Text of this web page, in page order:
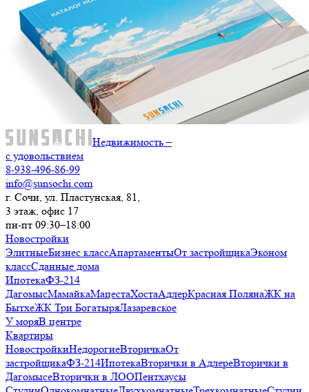
Недвижимость –
с удовольствием
8-938-496-86-99
info@sunsochi.com
г. Сочи, ул. Пластунская, 81,
3 этаж, офис 17
пн-пт 09:30–18:00
Новостройки
ЭлитныеБизнес классАпартаментыОт застройщикаЭконом
классСданные дома
ИпотекаФЗ-214
ДагомысМамайкаМацестаХостаАдлерКрасная ПолянаЖК на
БытхеЖК Три БогатыряЛазаревское
У моряВ центре
Квартиры
НовостройкиНедорогиеВторичкаОт
застройщикаФЗ-214ИпотекаВторички в АдлереВторички в
ДагомысеВторички в ЛООПентхаусы